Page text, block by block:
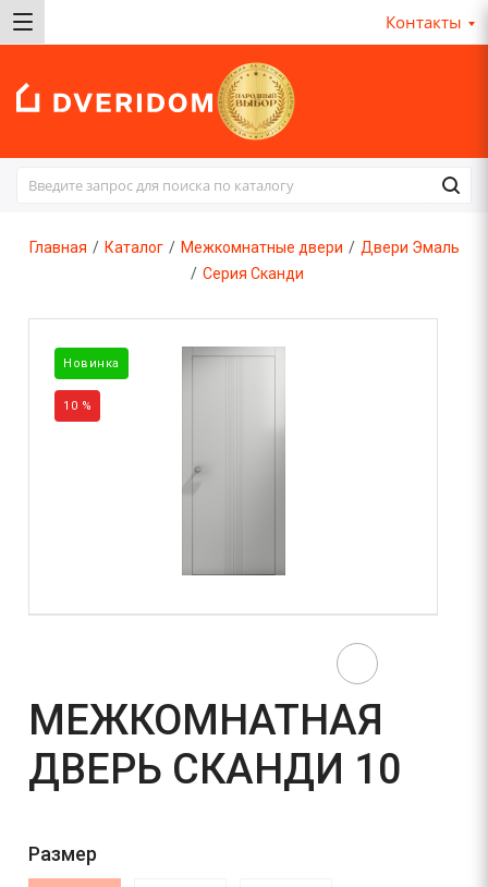
Контакты
Главная / Каталог / Межкомнатные двери / Двери Эмаль
/ Серия Сканди
Новинка
10 %
МЕЖКОМНАТНАЯ
ДВЕРЬ СКАНДИ 10
Размер